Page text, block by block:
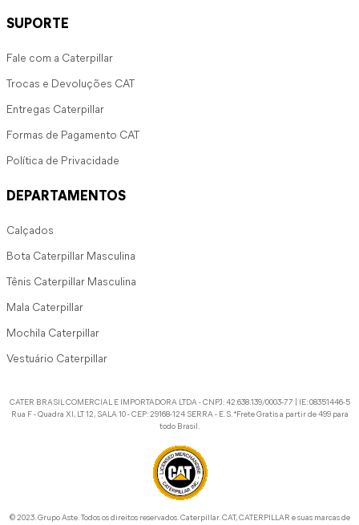
SUPORTE
Fale com a Caterpillar
Trocas e Devoluções CAT
Entregas Caterpillar
Formas de Pagamento CAT
Política de Privacidade
DEPARTAMENTOS
Calçados
Bota Caterpillar Masculina
Tênis Caterpillar Masculina
Mala Caterpillar
Mochila Caterpillar
Vestuário Caterpillar
CATER BRASIL COMERCIAL E IMPORTADORA LTDA - CNPJ: 42.638.139/0003-77 | IE: 08351446-5
Rua F - Quadra XI, LT 12, SALA 10 - CEP: 29168-124 SERRA - E.S. *Frete Gratis a partir de 499 para
todo Brasil.
©️ 2023. Grupo Aste. Todos os direitos reservados. Caterpillar. CAT, CATERPILLAR e suas marcas de